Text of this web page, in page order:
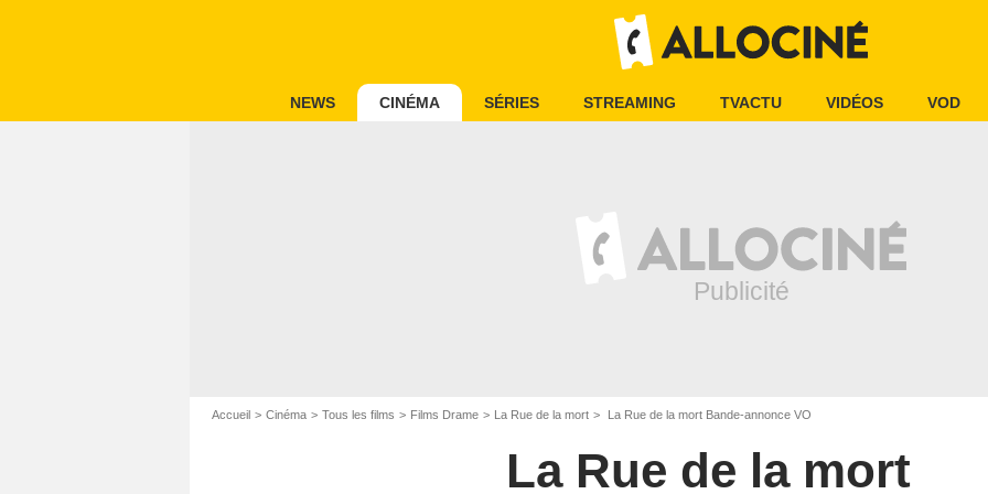
NEWS CINÉMA SÉRIES STREAMING TVACTU VIDÉOS VOD
Accueil Cinéma Tous les films Films Drame La Rue de la mort La Rue de la mort Bande-annonce VO
La Rue de la mort